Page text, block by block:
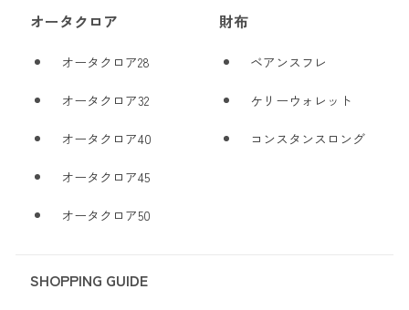
オータクロア
オータクロア28
オータクロア32
オータクロア40
オータクロア45
オータクロア50
財布
ベアンスフレ
ケリーウォレット
コンスタンスロング
SHOPPING GUIDE